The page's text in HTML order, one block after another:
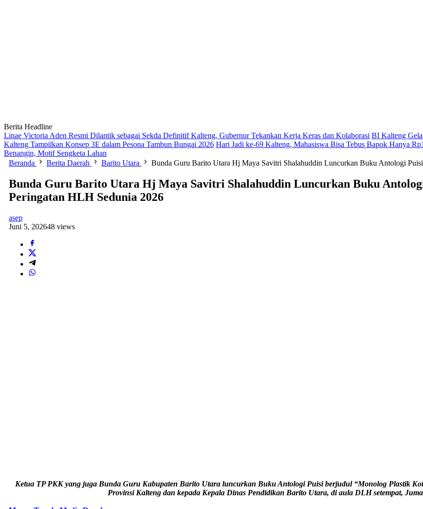
Berita Headline
Linae Victoria Aden Resmi Dilantik sebagai Sekda Definitif Kalteng, Gubernur Tekankan Kerja Keras dan Kolaborasi BI Kalteng
Kalteng Tampilkan Konsep 3E dalam Pesona Tambun Bungai 2026 Hari Jadi ke-69 Kalteng, Mahasiswa Bisa Tebus Bapok Hanya
Benangin, Motif Sengketa Lahan
Beranda
Berita Daerah Barito Utara Bunda Guru Barito Utara Hj Maya Savitri Shalahuddin Luncurkan Buku Antologi
Bunda Guru Barito Utara Hj Maya Savitri Shalahuddin Luncurkan Buku
Peringatan HLH Sedunia 2026
asep
Juni 5, 202648 views
Ketua TP PKK yang juga Bunda Guru Kabupaten Barito Utara luncurkan Buku Antologi Puisi berjudul “Monolog Plastik
Provinsi Kalteng dan kepada Kepala Dinas Pendidikan Barito Utara, di aula DLH setempat,